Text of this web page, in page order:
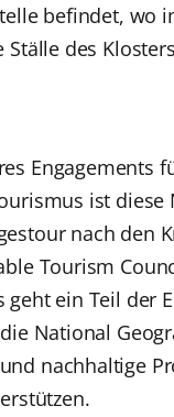
befindet, wo
Ställe des
Engagements
ist diese
nach den
Tourism
geht ein Teil der
National
nachhaltige